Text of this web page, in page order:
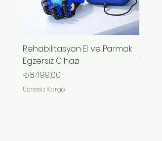
Rehabilitasyon El ve Parmak
Egzersiz Cihazı
Fiyat
₺8.499,00
Ücretsiz Kargo